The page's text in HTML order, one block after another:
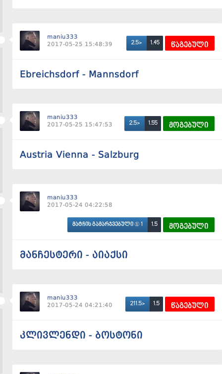
maniu333
2017-05-25 15:48:39
2.5> 1.45 წაგებული
Ebreichsdorf - Mannsdorf
maniu333
2017-05-25 15:47:53
2.5> 1.55 მოგებული
Austria Vienna - Salzburg
maniu333
2017-05-24 04:22:58
მატჩის გამარჯვებული ① 1 1.5 მოგებული
მანჩესტერი - აიაქსი
maniu333
2017-05-24 04:21:40
211.5> 1.5 წაგებული
კლივლენდი - ბოსტონი